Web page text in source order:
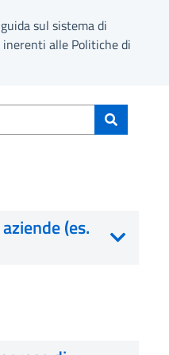
sul sistema di
inerenti alle Politiche di
Cerca
(es.